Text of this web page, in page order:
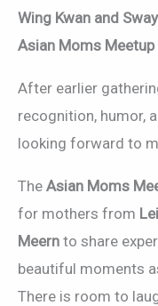
Wing Kwan and Sway
Asian Moms
After earlier
recognition, humor,
looking forward to
The Asian Moms
for mothers from
Meern to share
beautiful moments
There is room to